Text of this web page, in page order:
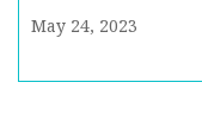
May 24, 2023